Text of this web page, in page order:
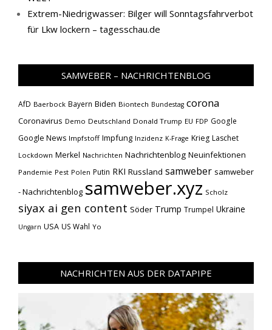
Extrem-Niedrigwasser: Bilger will Sonntagsfahrverbot
für Lkw lockern – tagesschau.de
SAMWEBER – NACHRICHTENBLOG
AfD Baerbock Bayern Biden Biontech Bundestag corona
Coronavirus Demo Deutschland Donald Trump EU FDP Google
Google News Impfstoff Impfung Inzidenz K-Frage Krieg Laschet
Lockdown Merkel Nachrichten Nachrichtenblog Neuinfektionen
Pandemie Pest Polen Putin RKI Russland samweber samweber
- Nachrichtenblog samweber.xyz Scholz
siyax ai gen content Söder Trump Trumpel Ukraine
Ungarn USA US Wahl Yo
NACHRICHTEN AUS DER DATAPIPE